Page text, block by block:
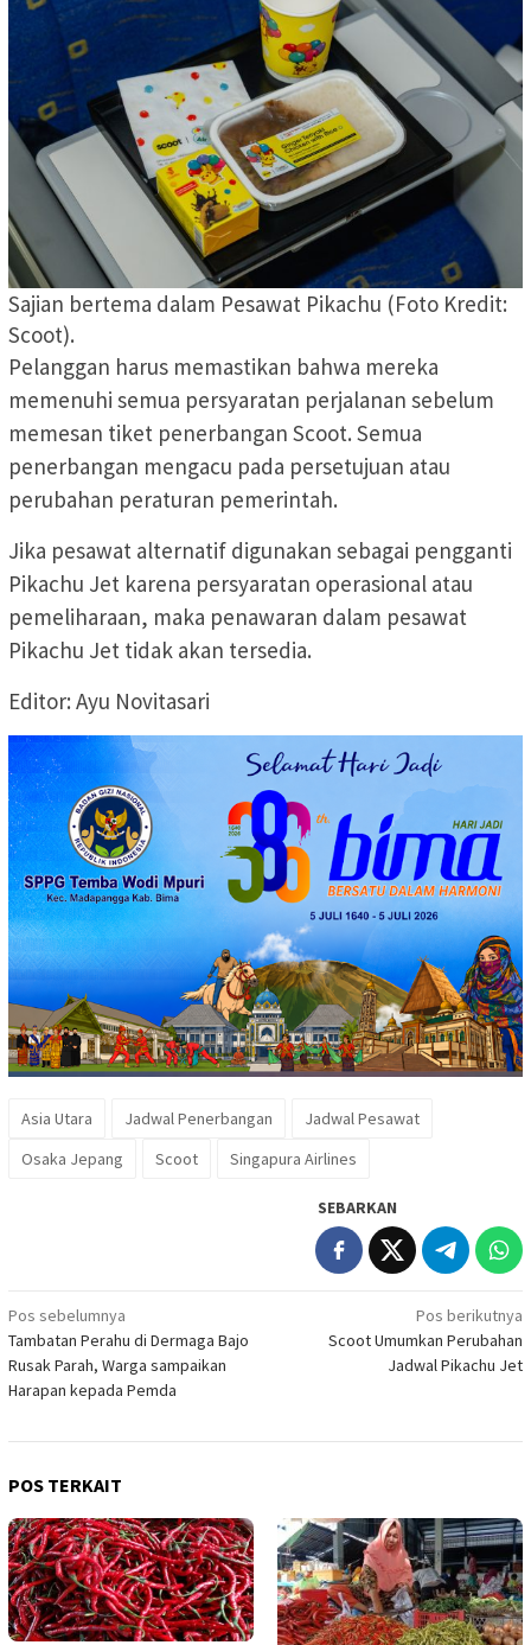
Sajian bertema dalam Pesawat Pikachu (Foto Kredit:
Scoot).
Pelanggan harus memastikan bahwa mereka
memenuhi semua persyaratan perjalanan sebelum
memesan tiket penerbangan Scoot. Semua
penerbangan mengacu pada persetujuan atau
perubahan peraturan pemerintah.
Jika pesawat alternatif digunakan sebagai pengganti
Pikachu Jet karena persyaratan operasional atau
pemeliharaan, maka penawaran dalam pesawat
Pikachu Jet tidak akan tersedia.
Editor: Ayu Novitasari
Asia Utara Jadwal Penerbangan
Jadwal Pesawat
Osaka Jepang
Scoot Singapura Airlines
SEBARKAN
Navigasi
pos
Pos sebelumnya
Tambatan Perahu di Dermaga Bajo
Rusak Parah, Warga sampaikan
Harapan kepada Pemda
Pos berikutnya
Scoot Umumkan Perubahan
Jadwal Pikachu Jet
POS TERKAIT